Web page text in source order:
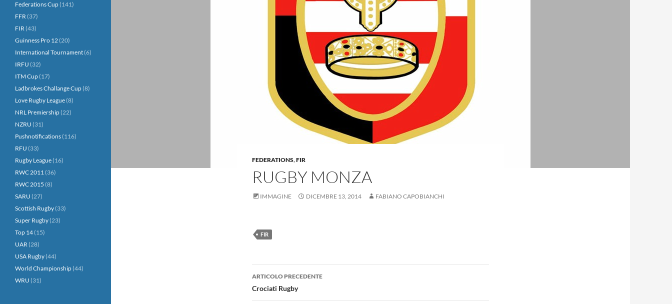
FEDERATIONS,FIR
RUGBY MONZA
IMMAGINE DICEMBRE 13, 2014 FABIANO CAPOBIANCHI
FIR
Navigazione
articolo
ARTICOLO PRECEDENTE
Crociati Rugby
Federations Cup(141)
FFR(37)
FIR(43)
Guinness Pro 12(20)
International Tournament(6)
IRFU (32)
ITM Cup(17)
Ladbrokes Challange Cup(8)
Love Rugby League(8)
NRL Premiership(22)
NZRU (31)
Pushnotifications(116)
RFU (33)
Rugby League(16)
RWC 2011(36)
RWC 2015 (8)
SARU (27)
Scottish Rugby(33)
Super Rugby(23)
Top 14(15)
UAR(28)
USA Rugby(44)
World Championship(44)
WRU (31)